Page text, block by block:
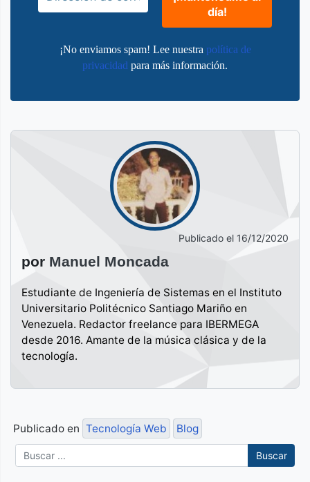
¡No enviamos spam! Lee nuestra política de
privacidad para más información.
por Manuel Moncada
Publicado el 16/12/2020
Estudiante de Ingeniería de Sistemas en el Instituto
Universitario Politécnico Santiago Mariño en
Venezuela. Redactor freelance para IBERMEGA
desde 2016. Amante de la música clásica y de la
tecnología.
Publicado en Tecnología Web Blog
Buscar